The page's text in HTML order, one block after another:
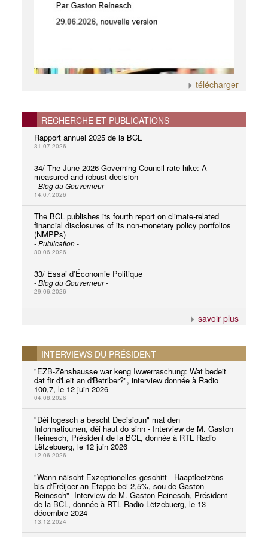
télécharger
RECHERCHE ET PUBLICATIONS
Rapport annuel 2025 de la BCL
31.07.2026
34/ The June 2026 Governing Council rate hike: A
measured and robust decision
- Blog du Gouverneur -
14.07.2026
The BCL publishes its fourth report on climate-related
financial disclosures of its non-monetary policy portfolios
(NMPPs)
- Publication -
30.06.2026
33/ Essai d’Économie Politique
- Blog du Gouverneur -
29.06.2026
savoir plus
INTERVIEWS DU PRÉSIDENT
"EZB-Zënshausse war keng Iwwerraschung: Wat bedeit
dat fir d'Leit an d'Betriber?", interview donnée à Radio
100,7, le 12 juin 2026
04.08.2026
"Déi logesch a bescht Decisioun" mat den
Informatiounen, déi haut do sinn - Interview de M. Gaston
Reinesch, Président de la BCL, donnée à RTL Radio
Lëtzebuerg, le 12 juin 2026
12.06.2026
"Wann näischt Exzeptionelles geschitt - Haaptleetzëns
bis d'Fréijoer an Etappe bei 2,5%, sou de Gaston
Reinesch"- Interview de M. Gaston Reinesch, Président
de la BCL, donnée à RTL Radio Lëtzebuerg, le 13
décembre 2024
13.12.2024